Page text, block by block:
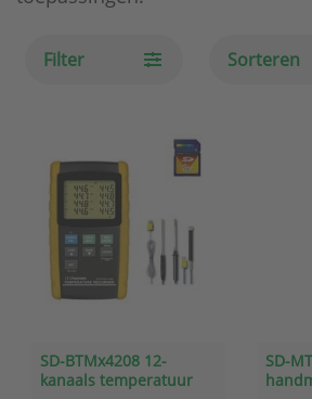
Filter Sorteren
SD-BTMx4208 12-
kanaals temperatuur
SD-